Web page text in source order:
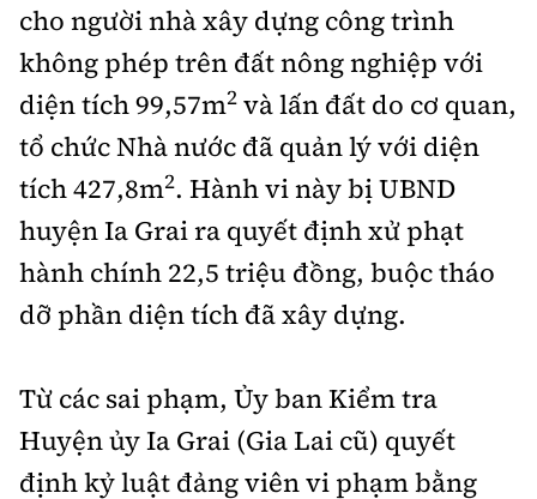
Thông tin tòa
soạn
cho người nhà xây dựng công trình
không phép trên đất nông nghiệp với
diện tích 99,57m2 và lấn đất do cơ quan,
tổ chức Nhà nước đã quản lý với diện
tích 427,8m2. Hành vi này bị UBND
huyện Ia Grai ra quyết định xử phạt
hành chính 22,5 triệu đồng, buộc tháo
dỡ phần diện tích đã xây dựng.
Từ các sai phạm, Ủy ban Kiểm tra
Huyện ủy Ia Grai (Gia Lai cũ) quyết
định kỷ luật đảng viên vi phạm bằng